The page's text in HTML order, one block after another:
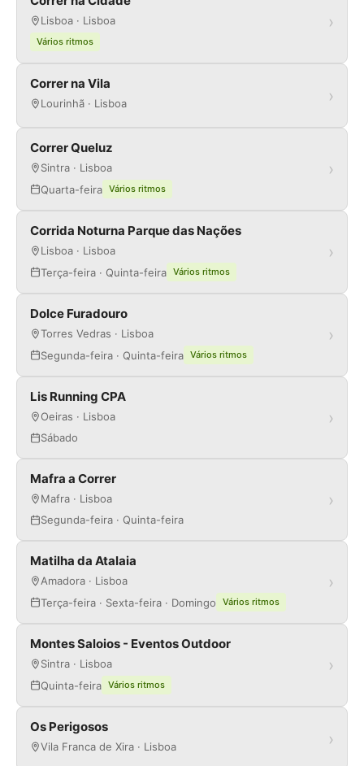
Lisboa · Lisboa
Vários ritmos
›
Correr na Vila
Lourinhã · Lisboa ›
Correr Queluz
Sintra · Lisboa
Quarta-feira Vários ritmos
›
Corrida Noturna Parque das Nações
Lisboa · Lisboa
Terça-feira · Quinta-feira Vários ritmos
›
Dolce Furadouro
Torres Vedras · Lisboa
Segunda-feira · Quinta-feira Vários ritmos
›
Lis Running CPA
Oeiras · Lisboa
Sábado
›
Mafra a Correr
Mafra · Lisboa
Segunda-feira · Quinta-feira
›
Matilha da Atalaia
Amadora · Lisboa
Terça-feira · Sexta-feira · Domingo
Vários ritmos
›
Montes Saloios - Eventos Outdoor
Sintra · Lisboa
Quinta-feira Vários ritmos
›
Os Perigosos
Vila Franca de Xira · Lisboa ›